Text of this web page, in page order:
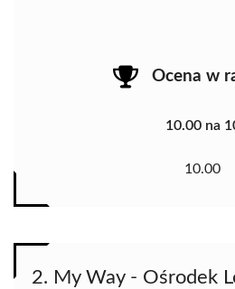
Ocena w
10.00 na
10.00
2. My Way - Ośrodek